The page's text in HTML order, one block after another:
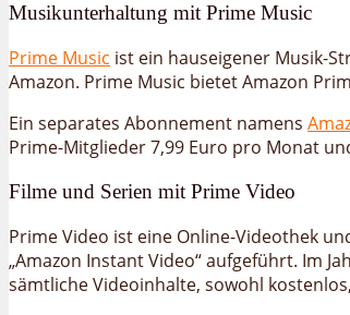
Musikunterhaltung mit Prime Music
Prime Music ist ein hauseigener Musik-
Amazon. Prime Music bietet Amazon
Ein separates Abonnement namens
Prime-Mitglieder 7,99 Euro pro Monat
Filme und Serien mit Prime Video
Prime Video ist eine Online-Videothek
„Amazon Instant Video“ aufgeführt. Im
sämtliche Videoinhalte, sowohl